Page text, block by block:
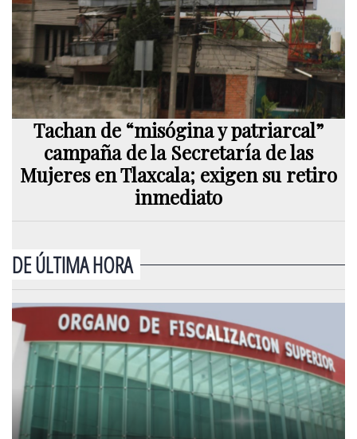
Tachan de “misógina y patriarcal”
campaña de la Secretaría de las
Mujeres en Tlaxcala; exigen su retiro
inmediato
DE ÚLTIMA HORA